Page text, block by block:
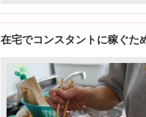
在宅でコンスタントに稼ぐた